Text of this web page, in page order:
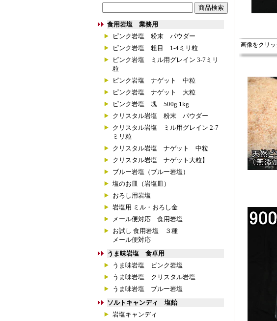
食用岩塩 業務用
ピンク岩塩 粉末 パウダー
ピンク岩塩 粗目 1-4ミリ粒
ピンク岩塩 ミル用グレイン 3-7ミリ
粒
ピンク岩塩 ナゲット 中粒
ピンク岩塩 ナゲット 大粒
ピンク岩塩 塊 500g 1kg
クリスタル岩塩 粉末 パウダー
クリスタル岩塩 ミル用グレイン 2-7
ミリ粒
クリスタル岩塩 ナゲット 中粒
クリスタル岩塩 ナゲット大粒】
ブルー岩塩（ブルー岩塩）
塩のお皿（岩塩皿）
おろし用岩塩
岩塩用 ミル・おろし金
メール便対応 食用岩塩
お試し 食用岩塩 ３種
メール便対応
うま味岩塩 食卓用
うま味岩塩 ピンク岩塩
うま味岩塩 クリスタル岩塩
うま味岩塩 ブルー岩塩
ソルトキャンディ 塩飴
岩塩キャンディ
画像をクリ